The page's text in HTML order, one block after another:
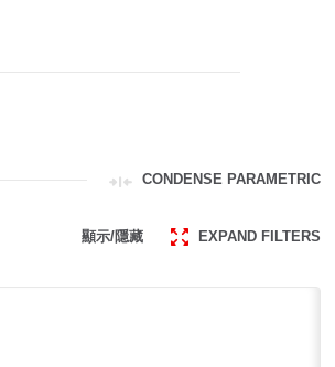
CONDENSE PARAMETRIC
顯示/隱藏 EXPAND FILTERS